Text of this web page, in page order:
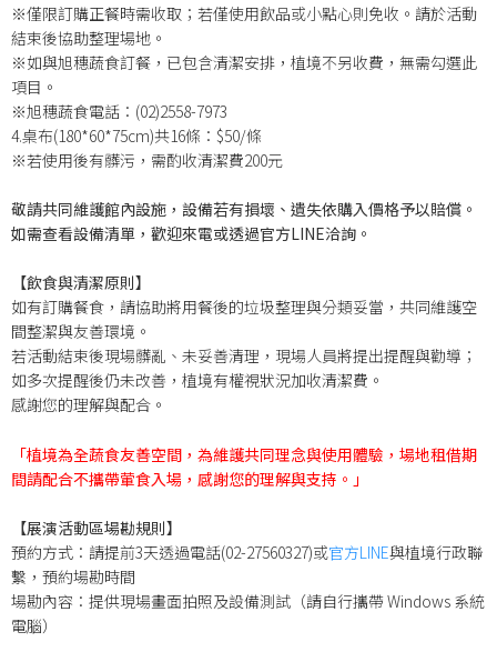
※僅限訂購正餐時需收取；若僅使用飲品或小點心則免收。請於活動
結束後協助整理場地。
※如與旭穗蔬食訂餐，已包含清潔安排，植境不另收費，無需勾選此
項目。
※旭穗蔬食電話：(02)2558-7973
4.桌布(180*60*75cm)共16條：$50/條
※若使用後有髒污，需酌收清潔費200元
敬請共同維護館內設施，設備若有損壞、遺失依購入價格予以賠償。
如需查看設備清單，歡迎來電或透過官方LINE洽詢。
【飲食與清潔原則】
如有訂購餐食，請協助將用餐後的垃圾整理與分類妥當，共同維護空
間整潔與友善環境。
若活動結束後現場髒亂、未妥善清理，現場人員將提出提醒與勸導；
如多次提醒後仍未改善，植境有權視狀況加收清潔費。
感謝您的理解與配合。
「植境為全蔬食友善空間，為維護共同理念與使用體驗，場地租借期
間請配合不攜帶葷食入場，感謝您的理解與支持。」
【展演活動區場勘規則】
預約方式：請提前3天透過電話(02-27560327)或官方LINE與植境行政聯
繫，預約場勘時間
場勘內容：提供現場畫面拍照及設備測試（請自行攜帶 Windows 系統
電腦）